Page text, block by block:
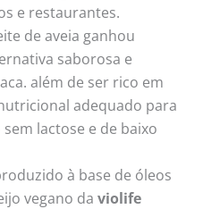
e restaurantes.
de aveia ganhou
saborosa e
além de ser rico em
adequado para
lactose e de baixo
à base de óleos
vegano da violife